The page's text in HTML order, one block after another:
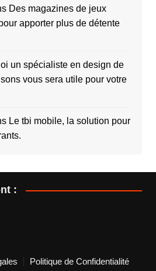
Des magazines de jeux
apporter plus de détente
un spécialiste en design de
vous sera utile pour votre
Le tbi mobile, la solution pour
:
Politique de Confidentialité